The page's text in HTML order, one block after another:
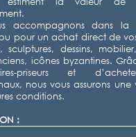
accompagnons dans
pour un achat direct de
sculptures, dessins,
icônes byzantines.
priseurs et
nous vous assurons
conditions.
: